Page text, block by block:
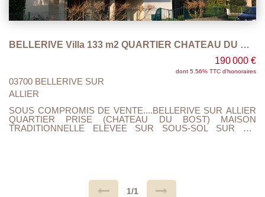
BELLERIVE Villa 133 m2 QUARTIER CHATEAU DU BOST
190 000 €
dont 5.56% TTC d'honoraires
03700 BELLERIVE SUR
ALLIER
SOUS COMPROMIS DE VENTE....BELLERIVE SUR ALLIER
QUARTIER PRISE (CHATEAU DU BOST) MAISON
TRADITIONNELLE ELEVEE SUR SOUS-SOL SUR UN
MOTORISEE.CHAUFFAGE GAZ DE VILLE.. MAISON
LUMINEUSE,AU CALME AVEC VUE DEGAGEE...
1/1